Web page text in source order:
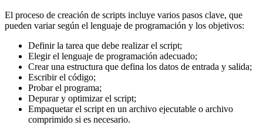
El proceso de creación de scripts incluye varios pasos clave, que
pueden variar según el lenguaje de programación y los objetivos:
Definir la tarea que debe realizar el script;
Elegir el lenguaje de programación adecuado;
Crear una estructura que defina los datos de entrada y salida;
Escribir el código;
Probar el programa;
Depurar y optimizar el script;
Empaquetar el script en un archivo ejecutable o archivo
comprimido si es necesario.